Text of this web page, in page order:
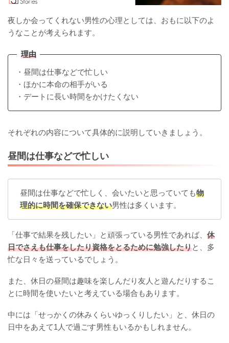
夜しか会ってくれない男性の心理としては、おもに以下のよ
うなことが考えられます。
理由
・昼間は仕事などで忙しい
・ほかに本命の相手がいる
・デートに長い時間をかけたくない
それぞれの内容について具体的に説明していきましょう。
昼間は仕事などで忙しい
昼間は仕事などで忙しく、会いたいと思っていても物
理的に時間を確保できない男性は多くいます。
「仕事で結果を残したい」と頑張っている男性であれば、 休
日でさえも仕事をしたり資格をとるために勉強したりと、多
忙な日々を送っているでしょう。
また、休日の昼間は趣味を楽しんだり友人と遊んだりするこ
とに時間を使いたいと考えている場合もあります。
中には「せっかくの休みくらいゆっくりしたい」と、休日の
日中をあえて1人で過ごす男性もいるかもしれません。